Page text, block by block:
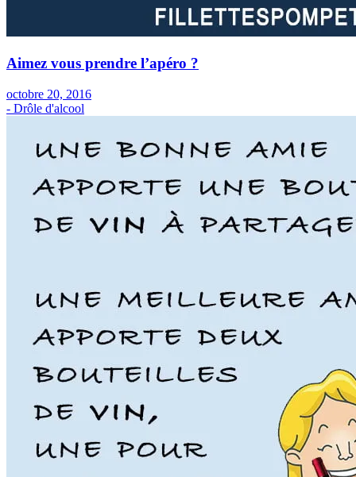
Aimez vous prendre l’apéro ?
octobre 20, 2016
- Drôle d'alcool